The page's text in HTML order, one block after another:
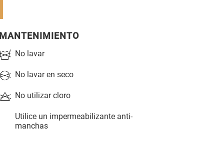
MANTENIMIENTO
No lavar
No lavar en seco
No utilizar cloro
Utilice un impermeabilizante anti-
manchas